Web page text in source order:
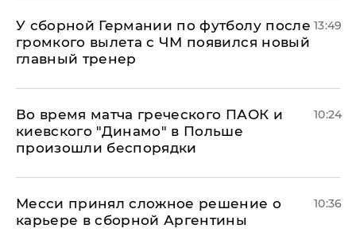
У сборной Германии по футболу после
громкого вылета с ЧМ появился новый
главный тренер
13:49
Во время матча греческого ПАОК и
киевского "Динамо" в Польше
произошли беспорядки
10:24
Месси принял сложное решение о
карьере в сборной Аргентины
10:36